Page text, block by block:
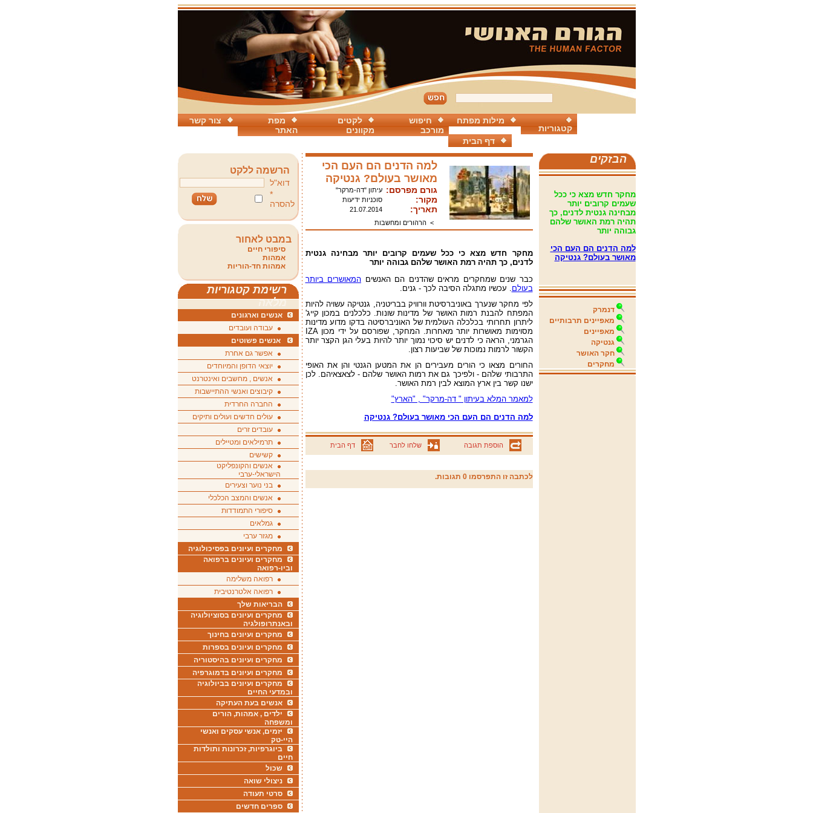
צור קשר
מפת
האתר
לקטים
מקוונים
חיפוש
מורכב
מילות מפתח
קטגוריות
דף הבית
הבזקים
מחקר חדש מצא כי ככל
שעמים קרובים יותר
מבחינה גנטית לדנים, כך
תהיה רמת האושר שלהם
גבוהה יותר
למה הדנים הם העם הכי
מאושר בעולם? גנטיקה
דנמרק
מאפיינים תרבותיים
מאפיינים
גנטיקה
חקר האושר
מחקרים
למה הדנים הם העם הכי
מאושר בעולם? גנטיקה
גורם מפרסם: עיתון "דה-מרקר"
מקור: סוכניות ידיעות
תאריך:
21.07.2014
>הרהורים ומחשבות
מחקר חדש מצא כי ככל שעמים קרובים יותר מבחינה גנטית
לדנים, כך תהיה רמת האושר שלהם גבוהה יותר
כבר שנים שמחקרים מראים שהדנים הם האנשים המאושרים ביותר
בעולם. עכשיו מתגלה הסיבה לכך - גנים.
לפי מחקר שנערך באוניברסיטת וורוויק בבריטניה, גנטיקה עשויה להיות
המפתח להבנת רמות האושר של מדינות שונות. כלכלנים במכון קייג'
ליתרון תחרותי בכלכלה העולמית של האוניברסיטה בדקו מדוע מדינות
מסוימות מאושרות יותר מאחרות. המחקר, שפורסם על ידי מכון IZA
הגרמני, הראה כי לדנים יש סיכוי נמוך יותר להיות בעלי הגן הקצר יותר
הקשור לרמות נמוכות של שביעות רצון.
החורים מצאו כי הורים מעבירים הן את המטען הגנטי והן את האופי
התרבותי שלהם - ולפיכך גם את רמות האושר שלהם - לצאצאיהם. לכן
ישנו קשר בין ארץ המוצא לבין רמת האושר.
למאמר המלא בעיתון " דה-מרקר" , "הארץ"
למה הדנים הם העם הכי מאושר בעולם? גנטיקה
הוספת תגובה שלחו לחבר דף הבית
לכתבה זו התפרסמו 0 תגובות.
הרשמה ללקט
דוא"ל
*
להסרה
במבט לאחור
סיפורי חיים
אמהות
אמהות חד-הוריות
רשימת קטגוריות
מלאה
אנשים וארגונים
עבודה ועובדים
אנשים פשוטים
אפשר גם אחרת
יוצאי הדופן והמיוחדים
אנשים , מחשבים ואינטרנט
קיבוצים ואנשי ההתיישבות
החברה החרדית
עולים חדשים ועולים ותיקים
עובדים זרים
תרמילאים ומטיילים
קשישים
אנשים והקונפליקט
הישראלי-ערבי
בני נוער וצעירים
אנשים והמצב הכלכלי
סיפורי התמודדות
גמלאים
מגזר ערבי
מחקרים ועיונים בפסיכולוגיה
מחקרים ועיונים ברפואה
וביו-רפואה
רפואה משלימה
רפואה אלטרנטיבית
הבריאות שלך
מחקרים ועיונים בסוציולוגיה
ובאנתרופולגיה
מחקרים ועיונים בחינוך
מחקרים ועיונים בספרות
מחקרים ועיונים בהיסטוריה
מחקרים ועיונים בדמוגרפיה
מחקרים ועיונים בביולוגיה
ובמדעי החיים
אנשים בעת העתיקה
ילדים , אמהות, הורים
ומשפחה
יזמים, אנשי עסקים ואנשי
היי-טק
ביוגרפיות, זכרונות ותולדות
חיים
שכול
ניצולי שואה
סרטי תעודה
ספרים חדשים